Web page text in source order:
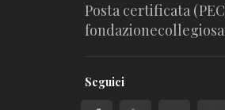
Posta certificata
Seguici